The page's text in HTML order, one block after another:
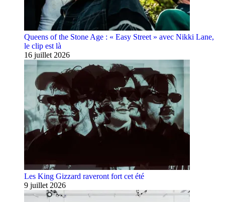
Queens of the Stone Age : « Easy Street » avec Nikki Lane,
le clip est là
16 juillet 2026
Les King Gizzard raveront fort cet été
9 juillet 2026